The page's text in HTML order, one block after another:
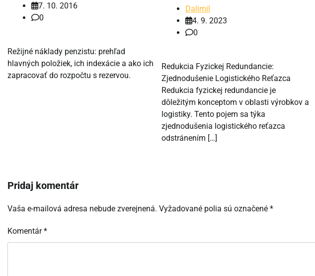
7. 10. 2016
0
Režijné náklady penzistu: prehľad
hlavných položiek, ich indexácie a ako ich
zapracovať do rozpočtu s rezervou.
Dalimil
4. 9. 2023
0
Redukcia Fyzickej Redundancie:
Zjednodušenie Logistického Reťazca
Redukcia fyzickej redundancie je
dôležitým konceptom v oblasti výrobkov a
logistiky. Tento pojem sa týka
zjednodušenia logistického reťazca
odstránením […]
Pridaj komentár
Vaša e-mailová adresa nebude zverejnená. Vyžadované polia sú označené *
Komentár*